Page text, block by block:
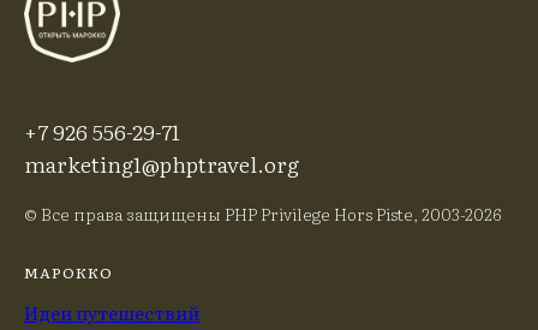
+7 926 556-29-71
marketing1@phptravel.org
© Все права защищены PHP Privilege Hors Piste, 2003-2026
МАРОККО
Идеи путешествий